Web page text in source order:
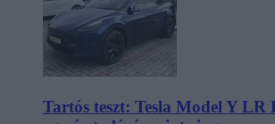
Tartós teszt: Tesla Model Y LR